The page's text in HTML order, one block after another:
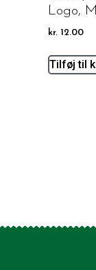
Logo,
kr. 12.00
Tilføj til